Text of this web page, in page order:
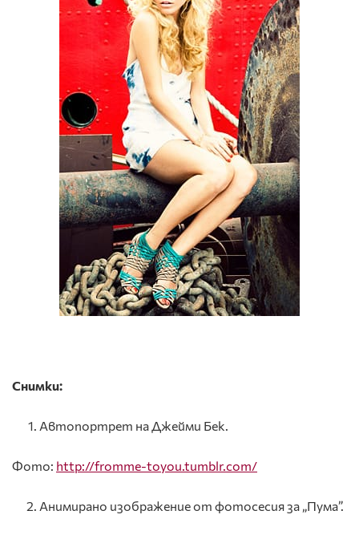
Снимки:
Автопортрет на Джейми Бек.
Фото: http://fromme-toyou.tumblr.com/
Анимирано изображение от фотосесия за „Пума”.